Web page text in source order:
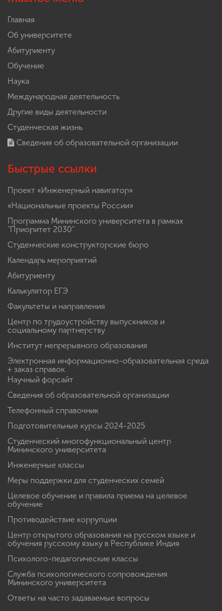
Главная
Об университете
Абитуриенту
Обучение
Наука
Международная деятельность
Другие виды деятельности
Студенческая жизнь
Сведения об образовательной организации
Быстрые ссылки
Проект «Инженерный навигатор»
«Национальные проекты России»
Программа Мининского университета в рамках
"Приоритет 2030"
Студенческие конструкторские бюро
Календарь мероприятий
Абитуриенту
Калькулятор ЕГЭ
Факультеты и направления
Центр по трудоустройству выпускников и
социальному партнерству
Институт непрерывного образования
Электронная информационно-образовательная среда
+ заказ справок
Научный форсайт
Сведения об образовательной организации
Телефонный справочник
Подготовительные курсы 2024-2025
Студенческий многофункциональный центр
Мининского университета
Инженерные классы
Меры поддержки для студенческих семей
Целевое обучение и правила приема на целевое
обучение
Противодействие коррупции
Центр открытого образования на русском языке и
обучения русскому языку в Республике Индия
Психолого-педагогические классы
Служба психологического сопровождения
Мининского университета
Ответы на часто задаваемые вопросы